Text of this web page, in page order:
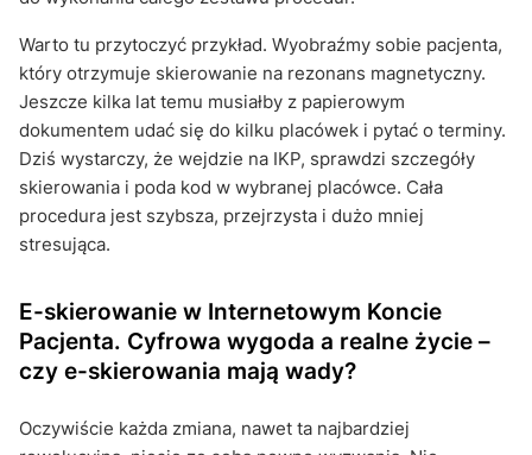
Warto tu przytoczyć przykład. Wyobraźmy sobie pacjenta,
który otrzymuje skierowanie na rezonans magnetyczny.
Jeszcze kilka lat temu musiałby z papierowym
dokumentem udać się do kilku placówek i pytać o terminy.
Dziś wystarczy, że wejdzie na IKP, sprawdzi szczegóły
skierowania i poda kod w wybranej placówce. Cała
procedura jest szybsza, przejrzysta i dużo mniej
stresująca.
E-skierowanie w Internetowym Koncie
Pacjenta. Cyfrowa wygoda a realne życie –
czy e-skierowania mają wady?
Oczywiście każda zmiana, nawet ta najbardziej